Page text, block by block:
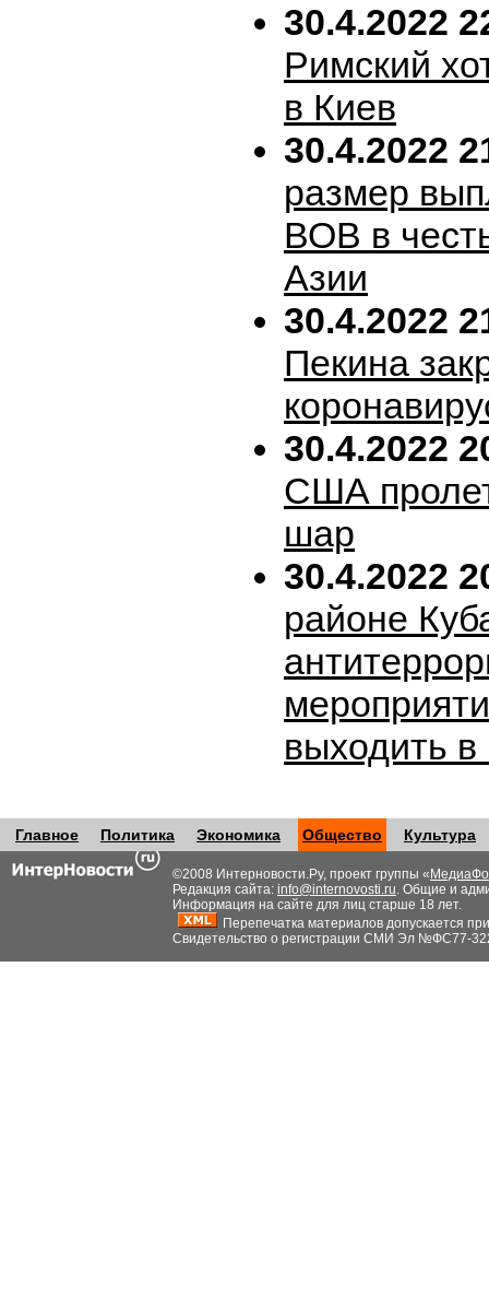
30.4.2022
Римский
в Киев
30.4.2022
размер
ВОВ в
Азии
30.4.2022
Пекина
30.4.2022
США
шар
30.4.2022
районе
выходить
Главное Политика Экономика Общество Культура
©2008 Интерновости.Ру, проект группы «
Редакция сайта: info@internovosti.ru. Общие и
Информация на сайте для лиц старше 18 лет.
Перепечатка материалов допускается
Свидетельство о регистрации СМИ Эл №ФС77-